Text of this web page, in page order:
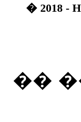
� 2018
��